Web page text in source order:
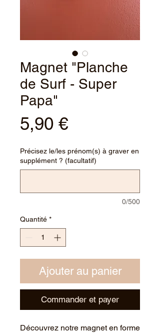
Magnet "Planche
de Surf - Super
Papa"
5,90 €Prix
Précisez le/les prénom(s) à graver en
supplément ? (facultatif)
0/500
Quantité *
Ajouter au panier
Commander et payer
Découvrez notre magnet en forme